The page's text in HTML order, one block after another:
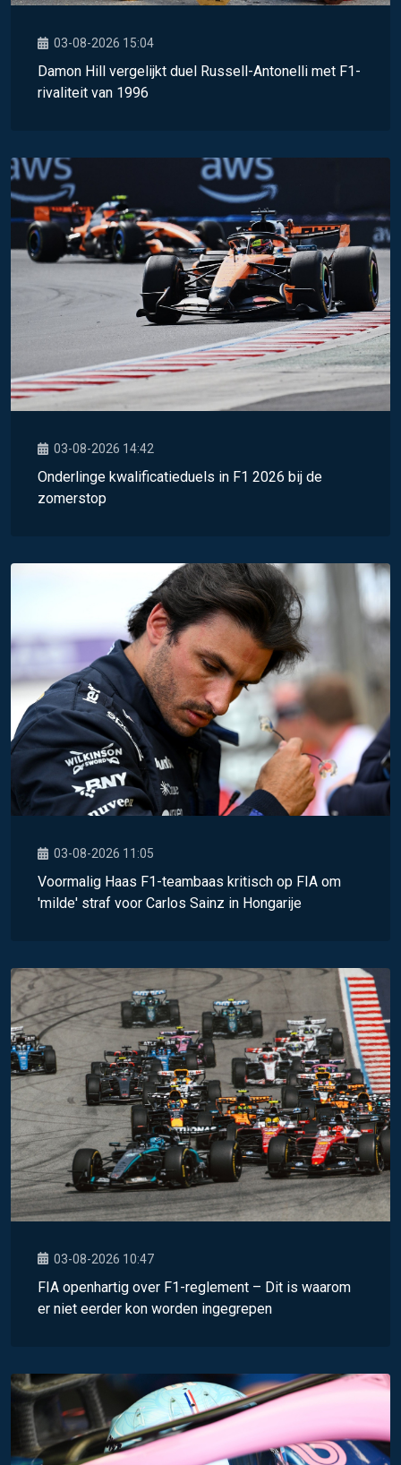
03-08-2026 15:04
Damon Hill vergelijkt duel Russell-Antonelli met F1-
rivaliteit van 1996
03-08-2026 14:42
Onderlinge kwalificatieduels in F1 2026 bij de
zomerstop
03-08-2026 11:05
Voormalig Haas F1-teambaas kritisch op FIA om
'milde' straf voor Carlos Sainz in Hongarije
03-08-2026 10:47
FIA openhartig over F1-reglement – Dit is waarom
er niet eerder kon worden ingegrepen